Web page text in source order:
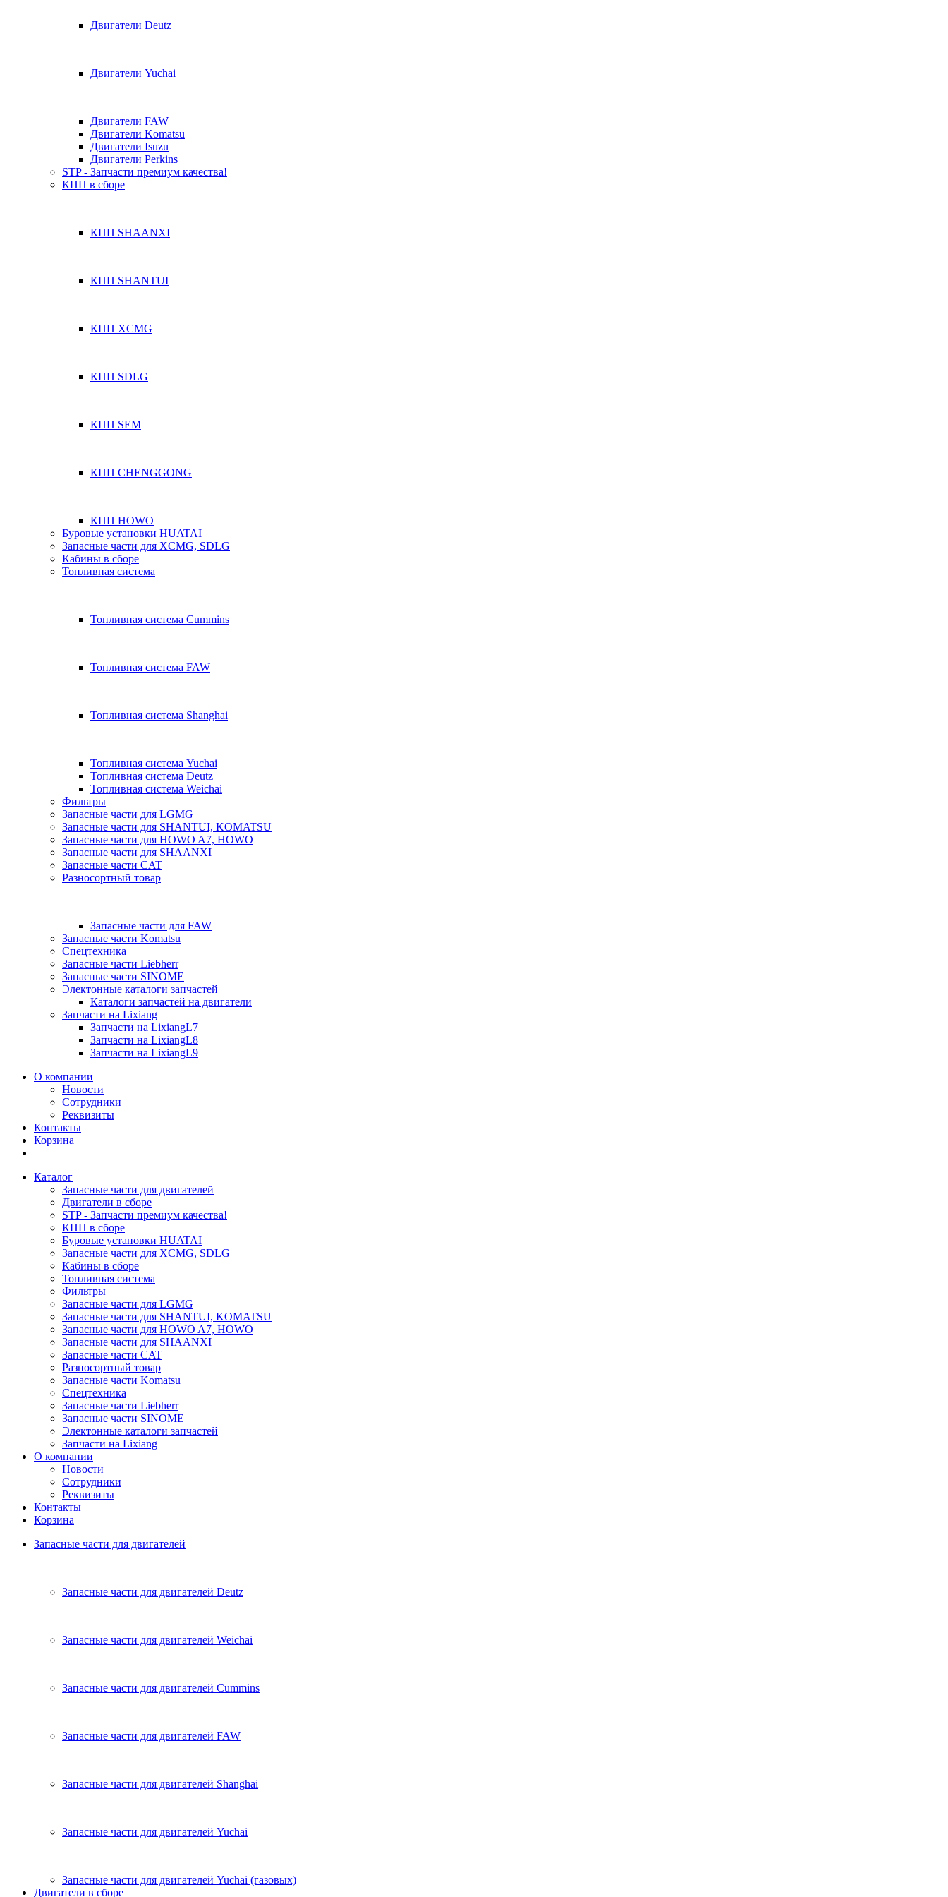
Двигатели Deutz
Двигатели Yuchai
Двигатели FAW
Двигатели Komatsu
Двигатели Isuzu
Двигатели Perkins
STP - Запчасти премиум качества!
КПП в сборе
КПП SHAANXI
КПП SHANTUI
КПП XCMG
КПП SDLG
КПП SEM
КПП CHENGGONG
КПП HOWO
Буровые установки HUATAI
Запасные части для XCMG, SDLG
Кабины в сборе
Топливная система
Топливная система Cummins
Топливная система FAW
Топливная система Shanghai
Топливная система Yuchai
Топливная система Deutz
Топливная система Weichai
Фильтры
Запасные части для LGMG
Запасные части для SHANTUI, KOMATSU
Запасные части для HOWO A7, HOWO
Запасные части для SHAANXI
Запасные части CAT
Разносортный товар
Запасные части для FAW
Запасные части Komatsu
Спецтехника
Запасные части Liebherr
Запасные части SINOME
Электонные каталоги запчастей
Каталоги запчастей на двигатели
Запчасти на Lixiang
Запчасти на LixiangL7
Запчасти на LixiangL8
Запчасти на LixiangL9
О компании
Новости
Сотрудники
Реквизиты
Контакты
Корзина
Каталог
Запасные части для двигателей
Двигатели в сборе
STP - Запчасти премиум качества!
КПП в сборе
Буровые установки HUATAI
Запасные части для XCMG, SDLG
Кабины в сборе
Топливная система
Фильтры
Запасные части для LGMG
Запасные части для SHANTUI, KOMATSU
Запасные части для HOWO A7, HOWO
Запасные части для SHAANXI
Запасные части CAT
Разносортный товар
Запасные части Komatsu
Спецтехника
Запасные части Liebherr
Запасные части SINOME
Электонные каталоги запчастей
Запчасти на Lixiang
О компании
Новости
Сотрудники
Реквизиты
Контакты
Корзина
Запасные части для двигателей
Запасные части для двигателей Deutz
Запасные части для двигателей Weichai
Запасные части для двигателей Cummins
Запасные части для двигателей FAW
Запасные части для двигателей Shanghai
Запасные части для двигателей Yuchai
Запасные части для двигателей Yuchai (газовых)
Двигатели в сборе